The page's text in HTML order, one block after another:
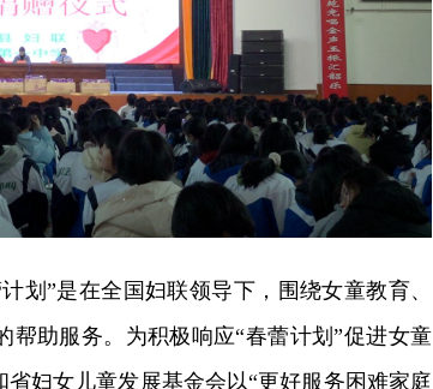
划”是在全国妇联领导下，围绕女童教育、
助服务。为积极响应“春蕾计划”促进女童
妇女儿童发展基金会以“更好服务困难家庭